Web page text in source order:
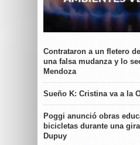
Contrataron a un fletero
una falsa mudanza y lo
Mendoza
Sueño K: Cristina va a la
Poggi anunció obras
bicicletas durante una
Dupuy